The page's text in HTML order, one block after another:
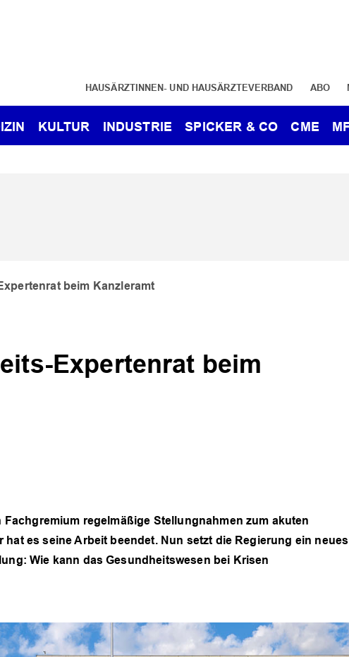
HAUSÄRZTINNEN- UND HAUSÄRZTEVERBAND ABO
KULTUR INDUSTRIE SPICKER & CO CME
beim Kanzleramt
Expertenrat beim
Fachgremium regelmäßige Stellungnahmen zum akuten
hat es seine Arbeit beendet. Nun setzt die Regierung ein neues
Wie kann das Gesundheitswesen bei Krisen